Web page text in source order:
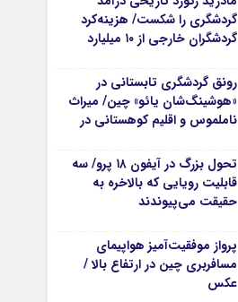
گردشگری را شکست/ هزینه‌کرد
گردشگران خارجی از ۱۰ میلیارد
رونق گردشگری تابستانی در
«هوشینگ‌شان یائو» چین/ میراث
ناملموس و اقلیم کوهستانی در
تحول بزرگ در آیفون ۱۸ پرو/ سه
قابلیت رویایی که بالاخره به
حقیقت می‌پیوندند
پرواز موفقیت‌آمیز هواپیمای
مسافربری چین در ارتفاع بالا /
عکس